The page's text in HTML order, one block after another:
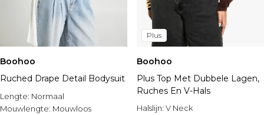
Boohoo
Ruched Drape Detail Bodysuit
Lengte: Normaal
Mouwlengte: Mouwloos
Plus
Boohoo
Plus Top Met Dubbele Lagen,
Ruches En V-Hals
Halslijn: V Neck